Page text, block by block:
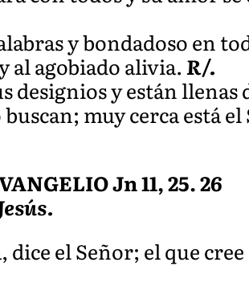
y bondadoso en
al agobiado alivia.R/.
designios y están llenas
muy cerca está
Jn 11, 25. 26
dice el Señor; el que